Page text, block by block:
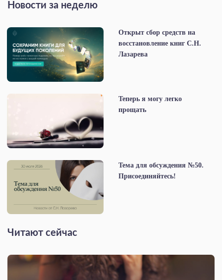
Новости за неделю
Открыт сбор средств на
восстановление книг С.Н.
Лазарева
Теперь я могу легко
прощать
Тема для обсуждения №50.
Присоединяйтесь!
Читают сейчас